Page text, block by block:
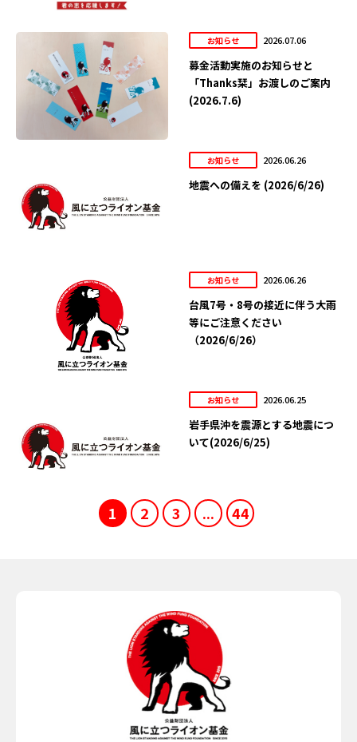
お知らせ 2026.07.06
募金活動実施のお知らせと
「Thanks栞」お渡しのご案内
(2026.7.6)
お知らせ 2026.06.26
地震への備えを (2026/6/26)
お知らせ 2026.06.26
台風7号・8号の接近に伴う大雨
等にご注意ください
（2026/6/26）
お知らせ 2026.06.25
岩手県沖を震源とする地震につ
いて(2026/6/25)
1 2 3 ... 44